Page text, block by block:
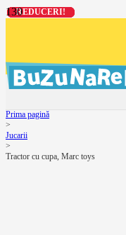
Prima pagină
>
Jucarii
>
Tractor cu cupa, Marc toys
REDUCERI!
REDUCERI!
REDUCERI!
REDUCERI!